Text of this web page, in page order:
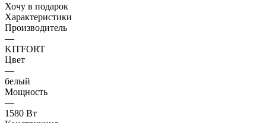
Хочу в подарок
Характеристики
Производитель
—
KITFORT
Цвет
—
белый
Мощность
—
1580 Вт